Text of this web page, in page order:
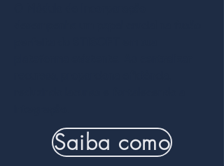
Saiba como